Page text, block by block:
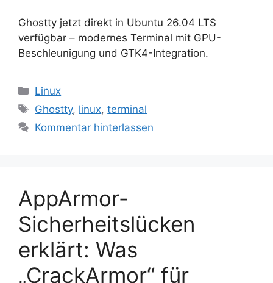
Ghostty jetzt direkt in Ubuntu 26.04 LTS
verfügbar – modernes Terminal mit GPU-
Beschleunigung und GTK4-Integration.
Kategorien
Linux
Schlagwörter
Ghostty, linux,terminal
Kommentar hinterlassen
AppArmor-
Sicherheitslücken
erklärt: Was
„CrackArmor“ für